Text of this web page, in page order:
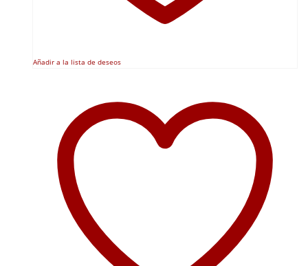
Añadir a la lista de deseos